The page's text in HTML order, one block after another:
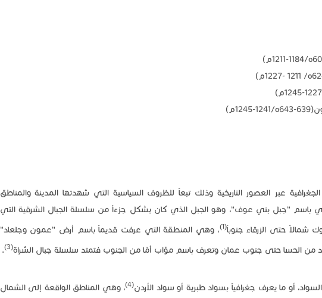
عبر العصور التاريخية وذلك تبعاً للظروف السياسية التي شهدتها المدينة والمناطق
باسم "جبل بني عوف"، وهو الجبل الذي كان يشكل جزءاً من سلسلة الجبال الشرقية التي
شمالاً حتى الزرقاء جنوباً(1) ، وهي المنطقة التي عرفت قديماً باسم أرض "عمون وجلعاد"
من الحسا حتى جنوب عمان وتعرف باسم مؤاب أمّا من الجنوب فتمتد سلسلة جبال الشراة(3)
.
أو ما يعرف جغرافياً بسواد طبرية أو سواد الأردن(4)
، وهي المناطق الواقعة إلى الشمال